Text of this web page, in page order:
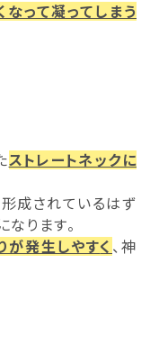
なって凝ってしまう
ストレートネックに
形成されているはず
ります。
が発生しやすく 、神